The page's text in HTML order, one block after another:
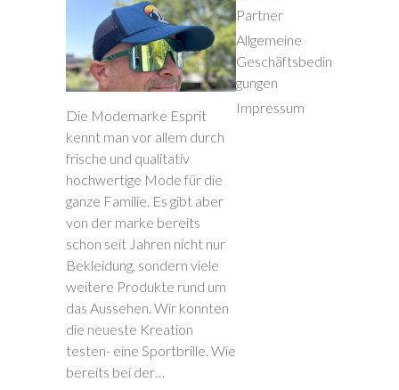
Die Modemarke Esprit
kennt man vor allem durch
frische und qualitativ
hochwertige Mode für die
ganze Familie. Es gibt aber
von der marke bereits
schon seit Jahren nicht nur
Bekleidung, sondern viele
weitere Produkte rund um
das Aussehen. Wir konnten
die neueste Kreation
testen- eine Sportbrille. Wie
bereits bei der…
Partner
Allgemeine
Geschäftsbedin
gungen
Impressum